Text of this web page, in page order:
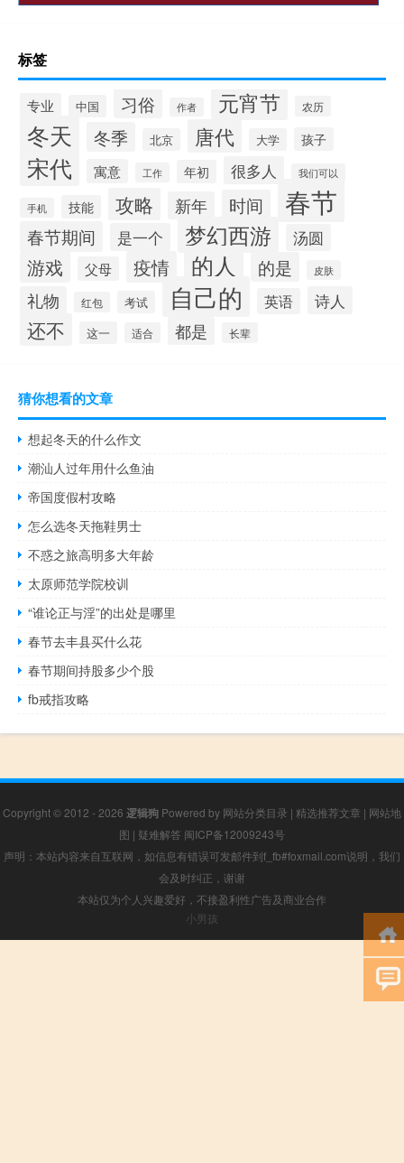
标签
专业 中国 习俗 作者 元宵节 农历
冬天 冬季 北京 唐代 大学 孩子
宋代 寓意 工作 年初 很多人 我们可以
手机 技能 攻略 新年 时间 春节
春节期间 是一个 梦幻西游 汤圆
游戏 父母 疫情 的人 的是 皮肤
礼物 红包 考试 自己的 英语 诗人
还不 这一 适合 都是 长辈
猜你想看的文章
想起冬天的什么作文
潮汕人过年用什么鱼油
帝国度假村攻略
怎么选冬天拖鞋男士
不惑之旅高明多大年龄
太原师范学院校训
“谁论正与淫”的出处是哪里
春节去丰县买什么花
春节期间持股多少个股
fb戒指攻略
Copyright © 2012 - 2026 逻辑狗 Powered by 网站分类目录 | 精选推荐文章 | 网站地
图 | 疑难解答 闽ICP备12009243号
声明：本站内容来自互联网，如信息有错误可发邮件到f_fb#foxmail.com说明，我们
会及时纠正，谢谢
本站仅为个人兴趣爱好，不接盈利性广告及商业合作
小男孩